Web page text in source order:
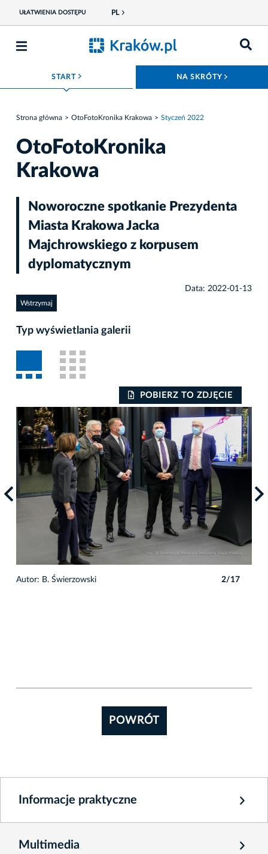
UŁATWIENIA DOSTĘPU PL
START ROZWIŃ MENU NA SKRÓTY
Strona główna OtoFotoKronika Krakowa Styczeń 2022
OtoFotoKronika
Krakowa
Noworoczne spotkanie Prezydenta
Miasta Krakowa Jacka
Majchrowskiego z korpusem
dyplomatycznym
Data: 2022-01-13
Wstrzymaj
Typ wyświetlania galerii
POBIERZ TO ZDJĘCIE
Autor: B. Świerzowski 2/17
POWRÓT
Informacje praktyczne
Multimedia